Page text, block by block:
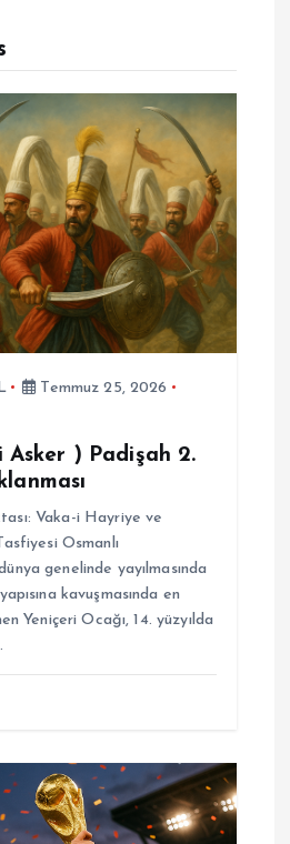
Temmuz 25, 2026
Asker ) Padişah 2.
Vaka-i Hayriye ve
Osmanlı
genelinde yayılmasında
kavuşmasında en
Yeniçeri Ocağı, 14. yüzyılda